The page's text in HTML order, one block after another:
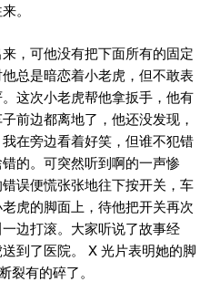
。
，可他没有把下面所有的固定
总是暗恋着小老虎，但不敢表
这次小老虎帮他拿扳手，他有
前边都离地了，他还没发现，
在旁边看着好笑，但谁不犯错
的。可突然听到啊的一声惨
误便慌张张地往下按开关，车
虎的脚面上，待他把开关再次
边打滚。大家听说了故事经
到了医院。 X 光片表明她的脚
裂有的碎了。